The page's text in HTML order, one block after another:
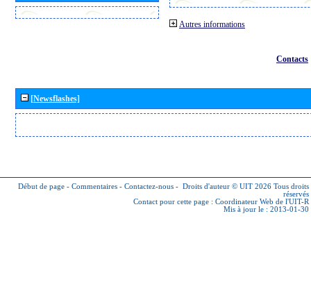
Autres informations
Contacts
[Newsflashes]
Début de page - Commentaires - Contactez-nous - Droits d'auteur © UIT 2026 Tous droits
réservés
Contact pour cette page : Coordinateur Web de l'UIT-R
Mis à jour le : 2013-01-30